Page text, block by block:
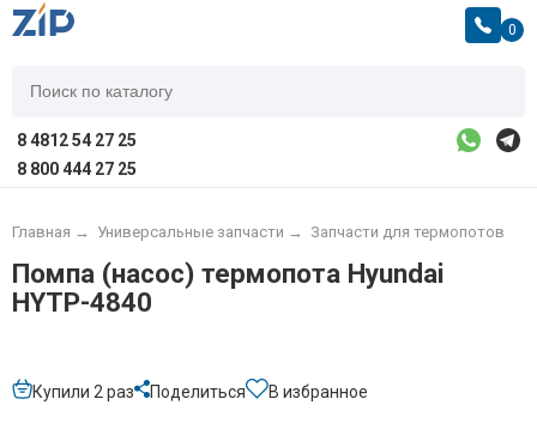
0
8 4812 54 27 25
8 800 444 27 25
Главная → Универсальные запчасти → Запчасти для термопотов
Помпа (насос) термопота Hyundai
HYTP-4840
Купили 2 раз Поделиться В избранное